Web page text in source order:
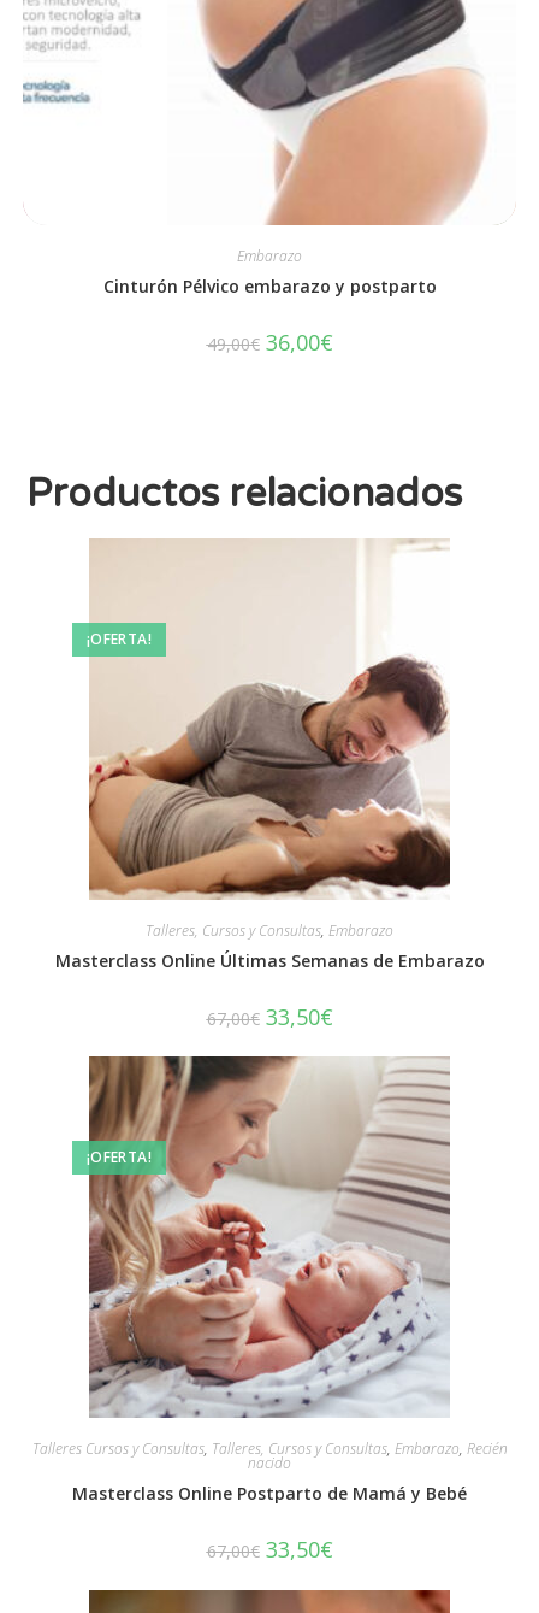
Embarazo
Cinturón Pélvico embarazo y postparto
49,00€ 36,00€
Productos relacionados
¡OFERTA!
Talleres, Cursos y Consultas, Embarazo
Masterclass Online Últimas Semanas de Embarazo
67,00€ 33,50€
¡OFERTA!
Talleres Cursos y Consultas, Talleres, Cursos y Consultas, Embarazo, Recién
nacido
Masterclass Online Postparto de Mamá y Bebé
67,00€ 33,50€